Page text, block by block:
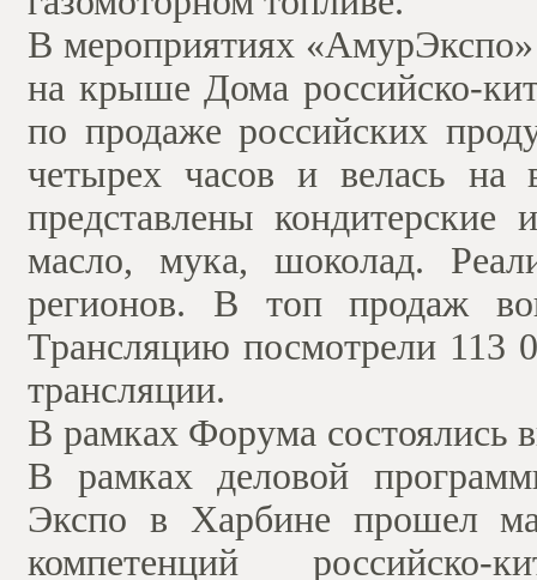
В мероприятиях «АмурЭкспо»
на крыше Дома российско-
по продаже российских
четырех часов и велась на
представлены
масло, мука, шоколад.
регионов. В топ продаж
Трансляцию посмотрели 113
трансляции.
В рамках Форума состоялись
В рамках деловой
Экспо в Харбине прошел
компетенций российско-